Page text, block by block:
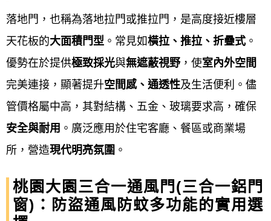
功能測試 ：: 檢查窗扇開關是否順
暢、玻璃是否完整、氣密性是否良
好、以及防水性是否符合要求。
現場清潔：: 清潔施工現場，恢復環
境整潔。
收款。
落地門，也稱為落地拉門或推拉門，是高度接近樓層
天花板的大面積門型 。常見如橫拉、推拉、折疊式。
優勢在於提供極致採光與無遮蔽視野，使室內外空間
完美連接，顯著提升空間感、通透性及生活便利。儘
管價格屬中高，其對結構、五金、玻璃要求高，確保
安全與耐用 。廣泛應用於住宅客廳、餐區或商業場
所，營造現代明亮氛圍 。
桃園大園三合一通風門(三合一鋁門
窗)：防盜通風防蚊多功能的實用選